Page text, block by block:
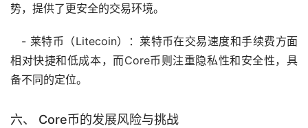
势，提供了更安全的交易环境。
- 莱特币（Litecoin）：莱特币在交易速度和手续费方面
相对快捷和低成本，而Core币则注重隐私性和安全性，具
备不同的定位。
六、 Core币的发展风险与挑战